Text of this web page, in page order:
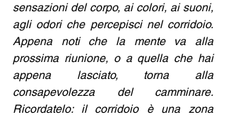
sensazioni del corpo, ai colori, ai suoni,
agli odori che percepisci nel corridoio.
Appena noti che la mente va alla
prossima riunione, o a quella che hai
appena lasciato, torna alla
consapevolezza del camminare.
Ricordatelo: il corridoio è una zona